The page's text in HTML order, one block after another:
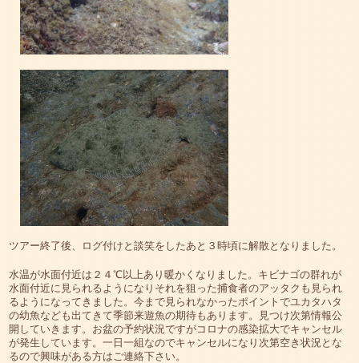
ツアー終了後、ログ付けと談笑をしたあと３時頃に解散となりました。
水温が水面付近は２４℃以上あり暖かくなりました。キビナゴの群れが
水面付近に見られるようになりそれを狙った捕食者のアッタクも見られ
るようになってきました。今まで見られなかったポイントでユカタハタ
の幼魚なども出てきて季節来遊魚の期待もあります。見つけ次第情報公
開していきます。お盆の予約状況ですがコロナの感染拡大でキャンセル
が発生しています。一日一組なのでキャンセルになり次第空き状況とな
るので興味がある方はご連絡下さい。